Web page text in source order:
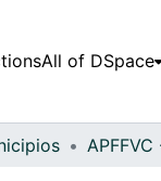
All of DSpace